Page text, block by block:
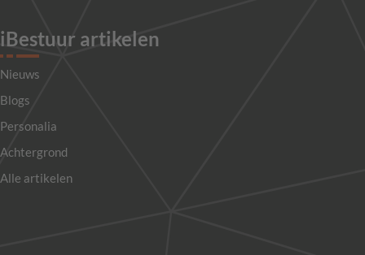
iBestuur artikelen
Nieuws
Blogs
Personalia
Achtergrond
Alle artikelen